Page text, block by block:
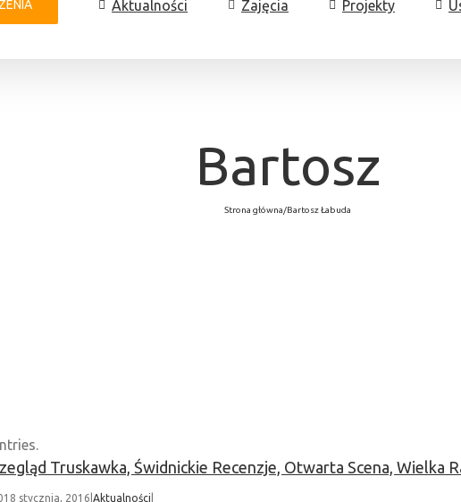
Aktualności Zajęcia Projekty
Bartosz
Strona główna/Bartosz Łabuda
Truskawka, Świdnickie Recenzje, Otwarta Scena, Wielka
18 stycznia, 2016 Aktualności